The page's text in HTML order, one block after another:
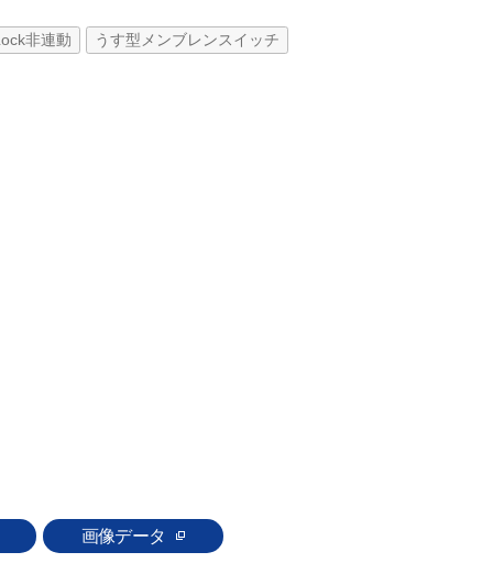
非連動 うす型メンブレンスイッチ
画像データ